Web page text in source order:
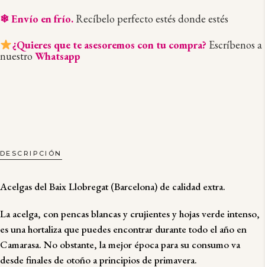
❄ Envío en frío. Recíbelo perfecto estés donde estés
¿Quieres que te asesoremos con tu compra? Escríbenos a
nuestro Whatsapp
DESCRIPCIÓN
Acelgas del Baix Llobregat (Barcelona) de calidad extra.
La acelga, con pencas blancas y crujientes y hojas verde intenso,
es una hortaliza que puedes encontrar durante todo el año en
Camarasa. No obstante, la mejor época para su consumo va
desde finales de otoño a principios de primavera.